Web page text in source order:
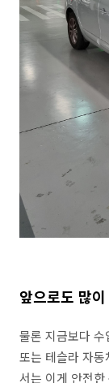
앞으로도 많
물론 지금보다
또는 테슬라 자
서는 이게 안전